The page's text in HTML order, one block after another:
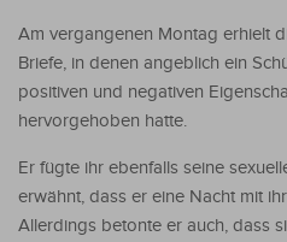
Am vergangenen Montag erhielt
Briefe, in denen angeblich ein
positiven und negativen
hervorgehoben hatte.
Er fügte ihr ebenfalls seine
erwähnt, dass er eine Nacht mit
Allerdings betonte er auch, dass